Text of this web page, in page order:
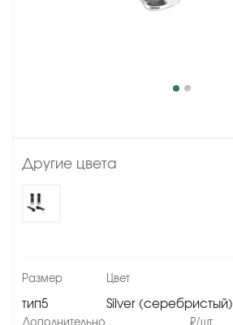
Другие цвета
тип5 Silver (серебристый)